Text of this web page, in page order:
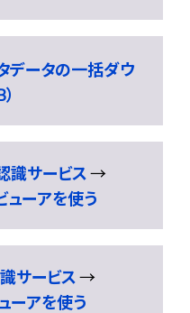
データの一括ダウ
識サービス→
ーアを使う
サービス→
ーアを使う